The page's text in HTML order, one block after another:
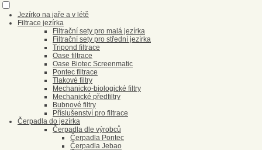
Jezírko na jaře a v létě
Filtrace jezírka
Filtrační sety pro malá jezírka
Filtrační sety pro střední jezírka
Tripond filtrace
Oase filtrace
Oase Biotec Screenmatic
Pontec filtrace
Tlakové filtry
Mechanicko-biologické filtry
Mechanické předfiltry
Bubnové filtry
Příslušenství pro filtrace
Čerpadla do jezírka
Čerpadla dle výrobců
Čerpadla Pontec
Čerpadla Jebao